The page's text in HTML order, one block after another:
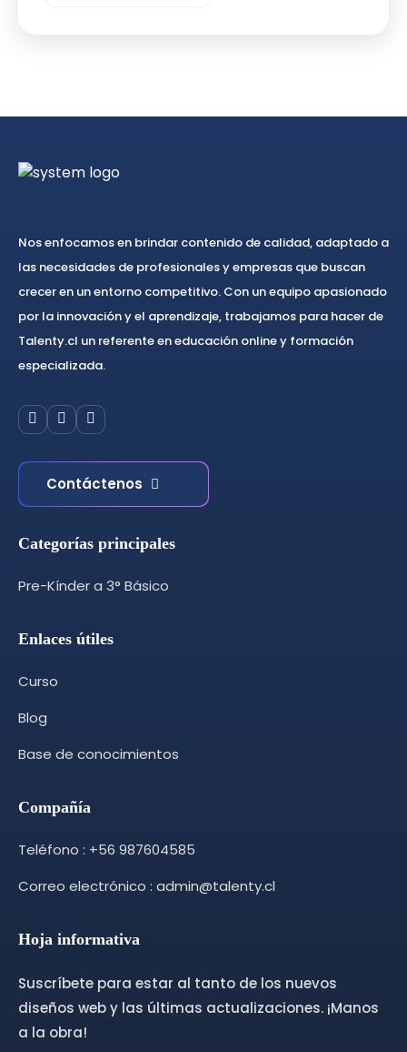
Nos enfocamos en brindar contenido de calidad, adaptado a
las necesidades de profesionales y empresas que buscan
crecer en un entorno competitivo. Con un equipo apasionado
por la innovación y el aprendizaje, trabajamos para hacer de
Talenty.cl un referente en educación online y formación
especializada.
Contáctenos
Categorías principales
Pre-Kínder a 3° Básico
Enlaces útiles
Curso
Blog
Base de conocimientos
Compañía
Teléfono : +56 987604585
Correo electrónico : admin@talenty.cl
Hoja informativa
Suscríbete para estar al tanto de los nuevos
diseños web y las últimas actualizaciones. ¡Manos
a la obra!